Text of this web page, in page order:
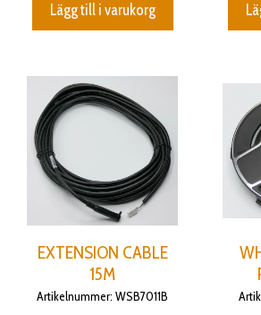
Lägg till i varukorg
EXTENSION CABLE
15M
Artikelnummer: WSB7011B